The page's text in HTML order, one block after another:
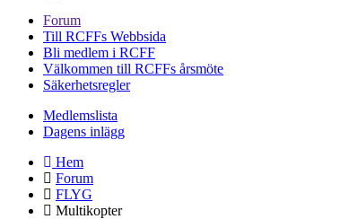
Forum
Till RCFFs Webbsida
Bli medlem i RCFF
Välkommen till RCFFs årsmöte
Säkerhetsregler
Medlemslista
Dagens inlägg
Hem
Forum
FLYG
Multikopter